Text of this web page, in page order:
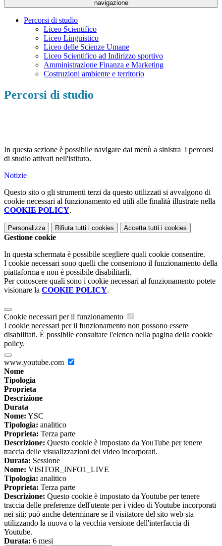
navigazione
Percorsi di studio
Liceo Scientifico
Liceo Linguistico
Liceo delle Scienze Umane
Liceo Scientifico ad Indirizzo sportivo
Amministrazione Finanza e Marketing
Costruzioni ambiente e territorio
Percorsi di studio
In questa sezione è possibile navigare dai menù a sinistra i percorsi
di studio attivati nell'istituto.
Notizie
Questo sito o gli strumenti terzi da questo utilizzati si avvalgono di
cookie necessari al funzionamento ed utili alle finalità illustrate nella
COOKIE POLICY.
Personalizza Rifiuta tutti i cookies Accetta tutti i cookies
Gestione cookie
In questa schermata è possibile scegliere quali cookie consentire.
I cookie necessari sono quelli che consentono il funzionamento della
piattaforma e non è possibile disabilitarli.
Per conoscere quali sono i cookie necessari al funzionamento potete
visionare la COOKIE POLICY.
Cookie necessari per il funzionamento
I cookie necessari per il funzionamento non possono essere
disabilitati. È possibile consultare l'elenco nella pagina della cookie
policy.
www.youtube.com
Nome
Tipologia
Proprieta
Descrizione
Durata
Nome: YSC
Tipologia: analitico
Proprieta: Terza parte
Descrizione: Questo cookie è impostato da YouTube per tenere
traccia delle visualizzazioni dei video incorporati.
Durata: Sessione
Nome: VISITOR_INFO1_LIVE
Tipologia: analitico
Proprieta: Terza parte
Descrizione: Questo cookie è impostato da Youtube per tenere
traccia delle preferenze dell'utente per i video di Youtube incorporati
nei siti; può anche determinare se il visitatore del sito web sta
utilizzando la nuova o la vecchia versione dell'interfaccia di
Youtube.
Durata: 6 mesi